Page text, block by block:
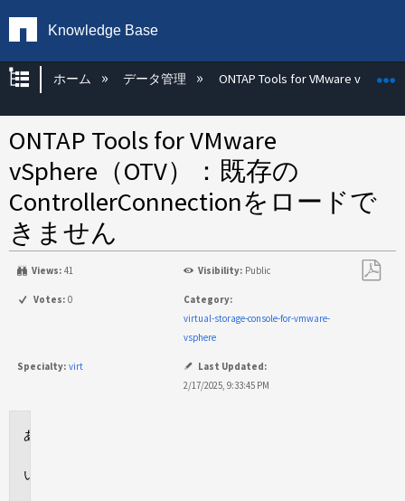
Knowledge Base
グローバル階層を展開/折りたたむ
ホーム データ管理 ONTAP Tools for VMware vSphere
ONTAP Tools for VMware
vSphere（OTV）：既存の
ControllerConnectionをロードで
きません
Views: 41 Visibility: Public
Votes: 0
Category:
virtual-storage-console-for-vmware-
vsphere
Specialty: virt
Last Updated:
2/17/2025, 9:33:45 PM